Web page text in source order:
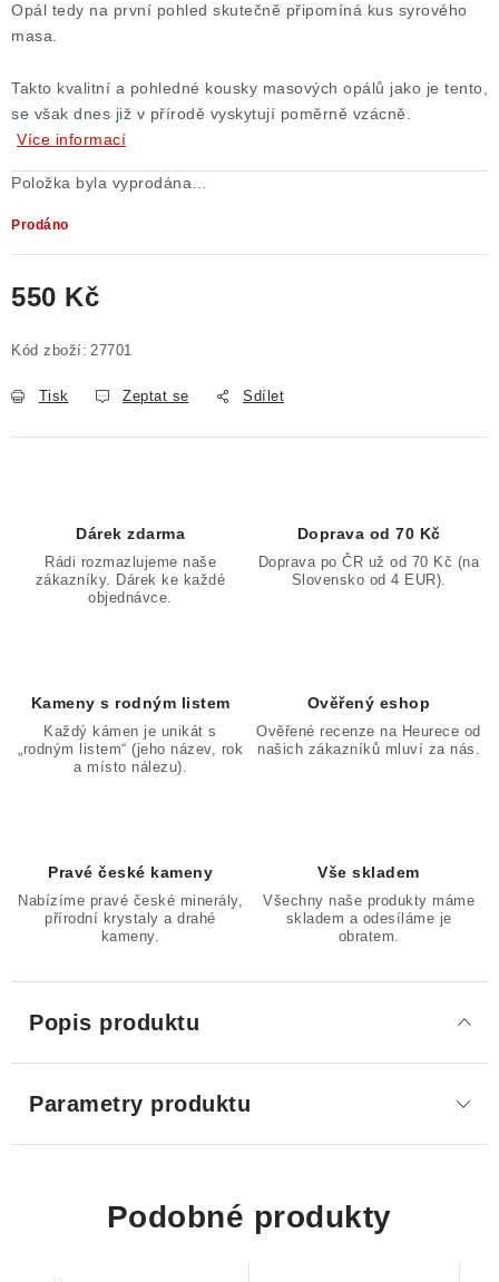
Formulář pro uplatnění reklamace
Poučení o právu na odstoupení od smlouvy
Opál tedy na první pohled skutečně připomíná kus syrového
masa.
Takto kvalitní a pohledné kousky masových opálů jako je tento,
se však dnes již v přírodě vyskytují poměrně vzácně.
Více informací
Položka byla vyprodána…
Prodáno
550 Kč
Kód zboží: 27701
Tisk Zeptat se Sdílet
Dárek zdarma
Rádi rozmazlujeme naše
zákazníky. Dárek ke každé
objednávce.
Doprava od 70 Kč
Doprava po ČR už od 70 Kč (na
Slovensko od 4 EUR).
Kameny s rodným listem
Každý kámen je unikát s
„rodným listem“ (jeho název, rok
a místo nálezu).
Ověřený eshop
Ověřené recenze na Heurece od
našich zákazníků mluví za nás.
Pravé české kameny
Nabízíme pravé české minerály,
přírodní krystaly a drahé
kameny.
Vše skladem
Všechny naše produkty máme
skladem a odesíláme je
obratem.
Popis produktu
Parametry produktu
Podobné produkty